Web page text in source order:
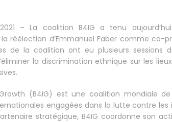
– La coalition B4IG a tenu
la réélection d’Emmanuel Faber comme co-
de la coalition ont eu plusieurs sessions
la discrimination ethnique sur les
(B4IG) est une coalition mondiale
engagées dans la lutte contre les
stratégique, B4IG coordonne son